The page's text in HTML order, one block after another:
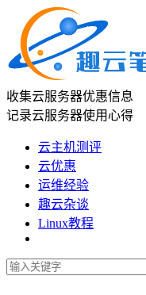
收集云服务器优惠信息
记录云服务器使用心得
云主机测评
云优惠
运维经验
趣云杂谈
Linux教程